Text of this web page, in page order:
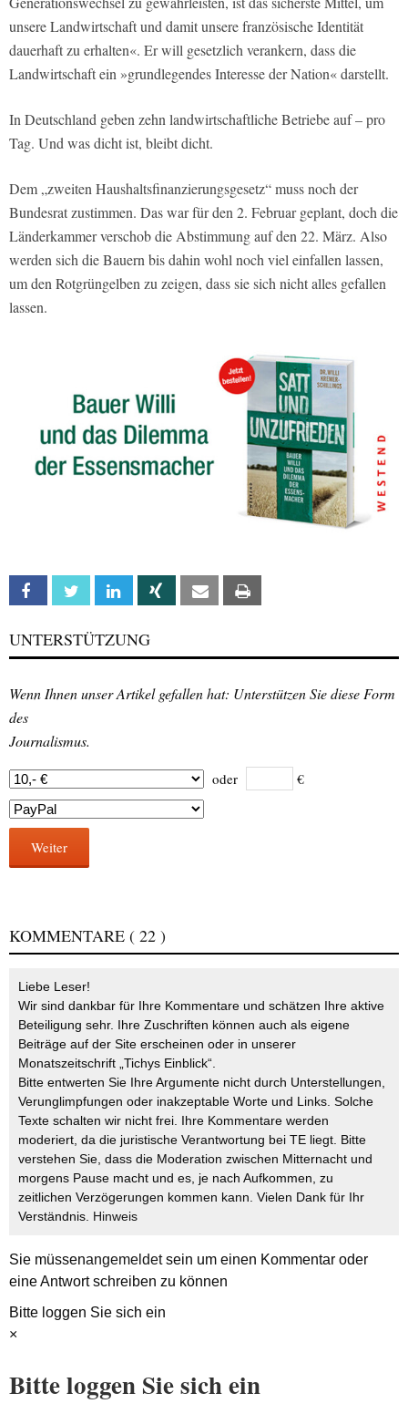
unsere Landwirtschaft und damit unsere französische Identität
dauerhaft zu erhalten«. Er will gesetzlich verankern, dass die
Landwirtschaft ein »grundlegendes Interesse der Nation« darstellt.
In Deutschland geben zehn landwirtschaftliche Betriebe auf – pro
Tag. Und was dicht ist, bleibt dicht.
Dem „zweiten Haushaltsfinanzierungsgesetz“ muss noch der
Bundesrat zustimmen. Das war für den 2. Februar geplant, doch die
Länderkammer verschob die Abstimmung auf den 22. März. Also
werden sich die Bauern bis dahin wohl noch viel einfallen lassen,
um den Rotgrüngelben zu zeigen, dass sie sich nicht alles gefallen
lassen.
Facebook Twitter Linkedin Xing Email
UNTERSTÜTZUNG
Wenn Ihnen unser Artikel gefallen hat: Unterstützen Sie diese Form
des
Journalismus.
oder €
Weiter
KOMMENTARE ( 22 )
Liebe Leser!
Wir sind dankbar für Ihre Kommentare und schätzen Ihre aktive
Beteiligung sehr. Ihre Zuschriften können auch als eigene
Beiträge auf der Site erscheinen oder in unserer
Monatszeitschrift „Tichys Einblick“.
Bitte entwerten Sie Ihre Argumente nicht durch Unterstellungen,
Verunglimpfungen oder inakzeptable Worte und Links. Solche
Texte schalten wir nicht frei. Ihre Kommentare werden
moderiert, da die juristische Verantwortung bei TE liegt. Bitte
verstehen Sie, dass die Moderation zwischen Mitternacht und
morgens Pause macht und es, je nach Aufkommen, zu
zeitlichen Verzögerungen kommen kann. Vielen Dank für Ihr
Verständnis. Hinweis
Sie müssenangemeldetsein um einen Kommentar oder
eine Antwort schreiben zu können
Bitte loggen Sie sich ein
×
Bitte loggen Sie sich ein